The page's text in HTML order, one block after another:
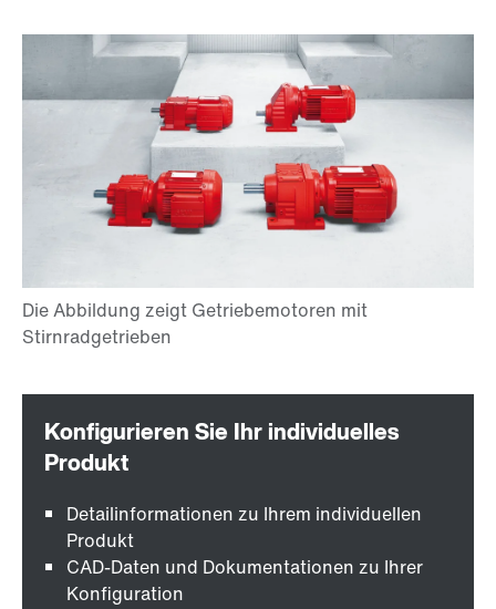
Detailinformationen zu Ihrem individuellen
Produkt
CAD-Daten und Dokumentationen zu Ihrer
Konfiguration